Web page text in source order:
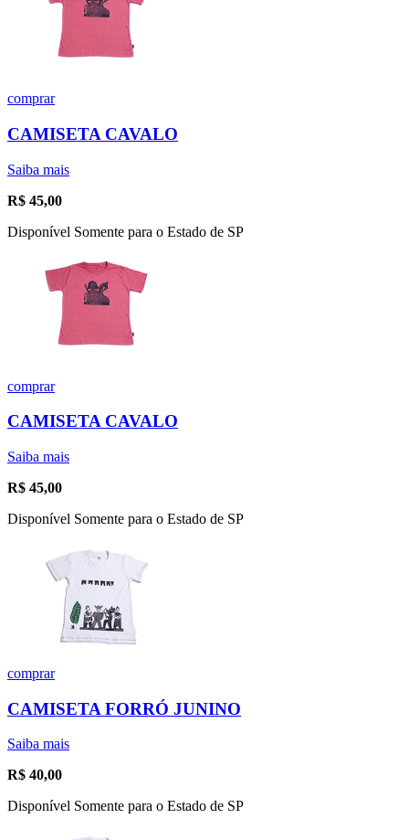
comprar
CAMISETA CAVALO
Saiba mais
R$ 45,00
Disponível Somente para o Estado de SP
comprar
CAMISETA CAVALO
Saiba mais
R$ 45,00
Disponível Somente para o Estado de SP
comprar
CAMISETA FORRÓ JUNINO
Saiba mais
R$ 40,00
Disponível Somente para o Estado de SP